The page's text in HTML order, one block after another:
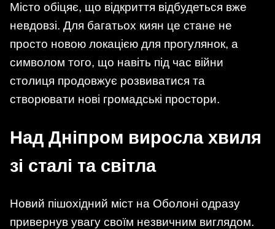
Місто обіцяє, що відкриття відбудеться вже
невдовзі. Для багатьох киян це стане не
просто новою локацією для прогулянок, а
символом того, що навіть під час війни
столиця продовжує розвиватися та
створювати нові громадські простори.
Над Дніпром виросла хвиля
зі сталі та світла
Новий пішохідний міст на Оболоні одразу
привернув увагу своїм незвичним виглядом.